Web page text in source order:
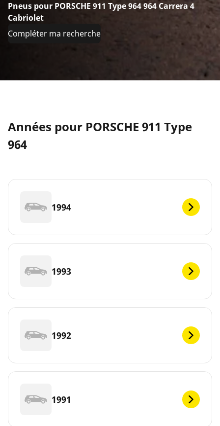
Pneus pour PORSCHE 911 Type 964 964 Carrera 4
Cabriolet
Compléter ma recherche
Années pour PORSCHE 911 Type
964
1994
1993
1992
1991